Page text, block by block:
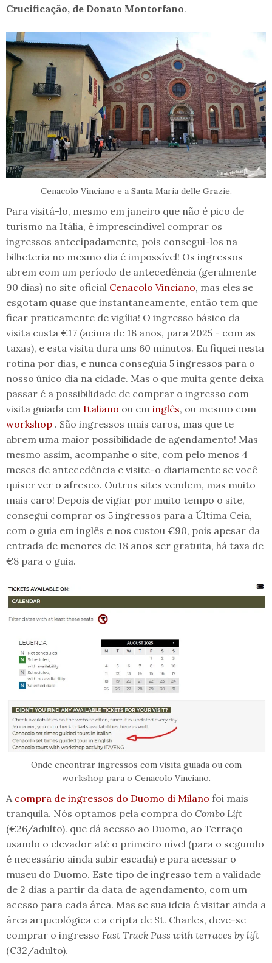
Crucificação, de Donato Montorfano.
Cenacolo Vinciano e a Santa Maria delle Grazie.
Para visitá-lo, mesmo em janeiro que não é pico de
turismo na Itália, é imprescindível comprar os
ingressos antecipadamente, pois consegui-los na
bilheteria no mesmo dia é impossível! Os ingressos
abrem com um período de antecedência (geralmente
90 dias) no site oficial Cenacolo Vinciano, mas eles se
esgotam quase que instantaneamente, então tem que
ficar praticamente de vigília! O ingresso básico da
visita custa €17 (acima de 18 anos, para 2025 - com as
taxas), e esta visita dura uns 60 minutos. Eu fiquei nesta
rotina por dias, e nunca conseguia 5 ingressos para o
nosso único dia na cidade. Mas o que muita gente deixa
passar é a possibilidade de comprar o ingresso com
visita guiada em Italiano ou em inglês, ou mesmo com
workshop . São ingressos mais caros, mas que te
abrem uma maior possibilidade de agendamento! Mas
mesmo assim, acompanhe o site, com pelo menos 4
meses de antecedência e visite-o diariamente se você
quiser ver o afresco. Outros sites vendem, mas muito
mais caro! Depois de vigiar por muito tempo o site,
consegui comprar os 5 ingressos para a Última Ceia,
com o guia em inglês e nos custou €90, pois apesar da
entrada de menores de 18 anos ser gratuita, há taxa de
€8 para o guia.
Onde encontrar ingressos com visita guiada ou com
workshop para o Cenacolo Vinciano.
A compra de ingressos do Duomo di Milano foi mais
tranquila. Nós optamos pela compra do Combo Lift
(€26/adulto). que dá acesso ao Duomo, ao Terraço
usando o elevador até o primeiro nível (para o segundo
é necessário ainda subir escada) e para acessar o
museu do Duomo. Este tipo de ingresso tem a validade
de 2 dias a partir da data de agendamento, com um
acesso para cada área. Mas se sua ideia é visitar ainda a
área arqueológica e a cripta de St. Charles, deve-se
comprar o ingresso Fast Track Pass with terraces by lift
(€32/adulto).